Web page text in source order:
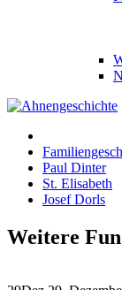
Paul Dinter
St. Elisabeth
Josef Dorls
Weitere